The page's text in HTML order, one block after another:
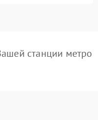
станции метро